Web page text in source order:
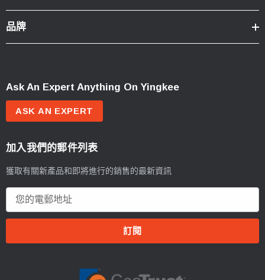
品牌
Ask An Expert Anything On Yingkee
ASK AN EXPERT
加入我們的郵件列表
獲取有關新產品和即將進行的銷售的最新資訊
郵